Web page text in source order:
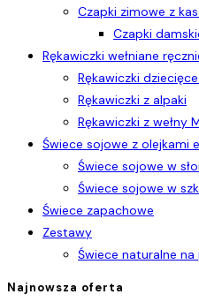
Czapki zimowe z
Czapki
Rękawiczki wełniane
Rękawiczki
Rękawiczki z alpaki
Rękawiczki z wełny
Świece sojowe z olejkami
Świece sojowe w
Świece sojowe w
Świece zapachowe
Zestawy
Świece naturalne na
Najnowsza oferta